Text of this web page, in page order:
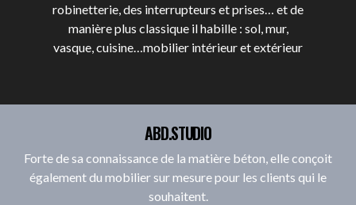
robinetterie, des interrupteurs et prises… et de
manière plus classique il habille : sol, mur,
vasque, cuisine…mobilier intérieur et extérieur
ABD.STUDIO
Forte de sa connaissance de la matière béton, elle conçoit
également du mobilier sur mesure pour les clients qui le
souhaitent.